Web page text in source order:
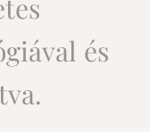
és